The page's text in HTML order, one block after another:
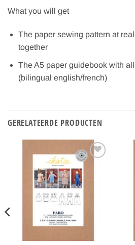
What you will get
The paper sewing pattern at
together
The A5 paper guidebook with
(bilingual english/french)
GERELATEERDE PRODUCTEN
verlanglijst